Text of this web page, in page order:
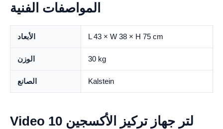
المواصفات الفنية
الأبعاد L 43 × W 38 × H 75 cm
الوزن 30 kg
الصانع Kalstein
Video 10 لتر جهاز تركيز الأكسجين